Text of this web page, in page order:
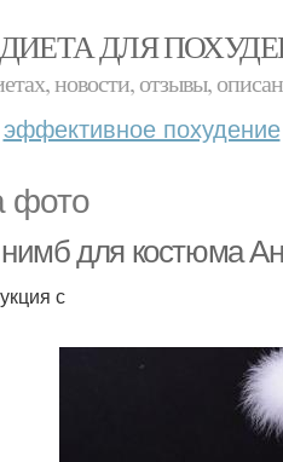
ДИЕТА ДЛЯ
новости, отзывы,
эффективное похудение
фото
нимб для костюма
с